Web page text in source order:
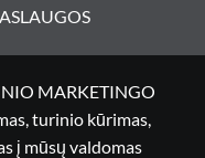
MARKETINGO
turinio kūrimas,
į mūsų valdomas